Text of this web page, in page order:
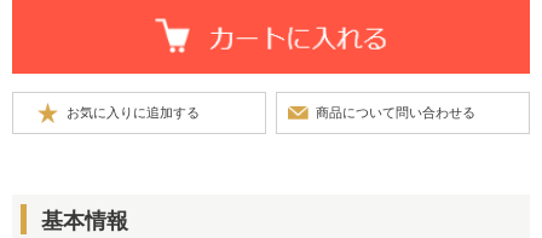
基本情報